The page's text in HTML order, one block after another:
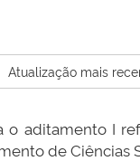
Atualização mais
o aditamento I
de Ciências